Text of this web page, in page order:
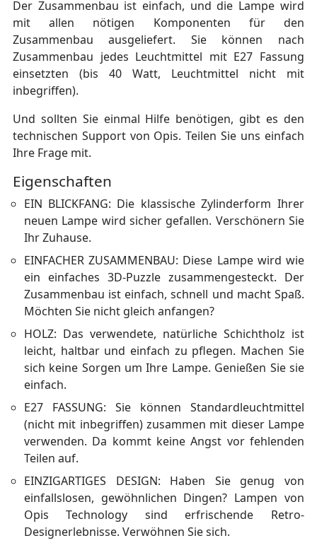
Der Zusammenbau ist einfach, und die Lampe wird
mit allen nötigen Komponenten für den
Zusammenbau ausgeliefert. Sie können nach
Zusammenbau jedes Leuchtmittel mit E27 Fassung
einsetzten (bis 40 Watt, Leuchtmittel nicht mit
inbegriffen).
Und sollten Sie einmal Hilfe benötigen, gibt es den
technischen Support von Opis. Teilen Sie uns einfach
Ihre Frage mit.
Eigenschaften
EIN BLICKFANG: Die klassische Zylinderform Ihrer
neuen Lampe wird sicher gefallen. Verschönern Sie
Ihr Zuhause.
EINFACHER ZUSAMMENBAU: Diese Lampe wird wie
ein einfaches 3D-Puzzle zusammengesteckt. Der
Zusammenbau ist einfach, schnell und macht Spaß.
Möchten Sie nicht gleich anfangen?
HOLZ: Das verwendete, natürliche Schichtholz ist
leicht, haltbar und einfach zu pflegen. Machen Sie
sich keine Sorgen um Ihre Lampe. Genießen Sie sie
einfach.
E27 FASSUNG: Sie können Standardleuchtmittel
(nicht mit inbegriffen) zusammen mit dieser Lampe
verwenden. Da kommt keine Angst vor fehlenden
Teilen auf.
EINZIGARTIGES DESIGN: Haben Sie genug von
einfallslosen, gewöhnlichen Dingen? Lampen von
Opis Technology sind erfrischende Retro-
Designerlebnisse. Verwöhnen Sie sich.